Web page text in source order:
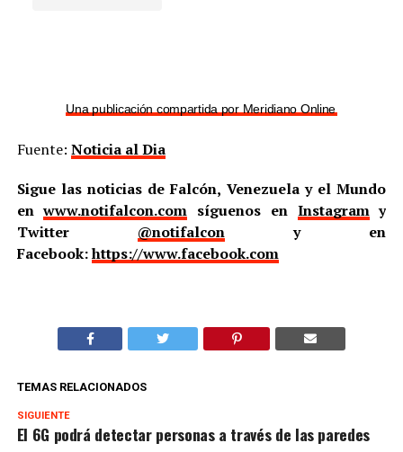
Una publicación compartida por Meridiano Online
Fuente: Noticia al Dia
Sigue las noticias de Falcón, Venezuela y el Mundo
enwww.notifalcon.com síguenos en Instagramy
Twitter @notifalcony en
Facebook:https://www.facebook.com
TEMAS RELACIONADOS
SIGUIENTE
El 6G podrá detectar personas a través de las paredes